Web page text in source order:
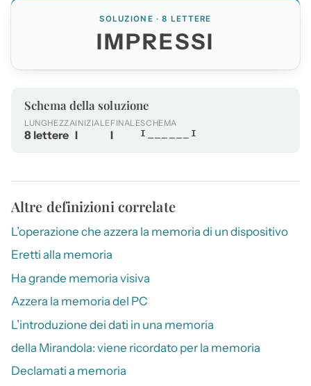
SOLUZIONE · 8 LETTERE
IMPRESSI
Schema della soluzione
LUNGHEZZA
8 lettere
INIZIALE
I
FINALE
I
SCHEMA
I______I
Altre definizioni correlate
L’operazione che azzera la memoria di un dispositivo
Eretti alla memoria
Ha grande memoria visiva
Azzera la memoria del PC
L’introduzione dei dati in una memoria
della Mirandola: viene ricordato per la memoria
Declamati a memoria